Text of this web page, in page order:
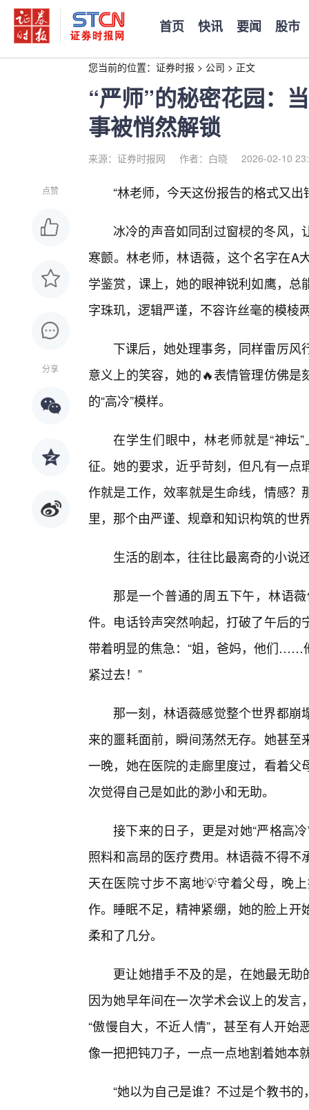
首页 快讯 要闻 股市
您当前的位置： 证券时报 > 公司 > 正文
“严师”的秘密花园：
事被悄然解锁
来源：证券时报网 作者：白晓 2026-02-10
点赞
分享
“林老师，今天这份报告的格式又
冰冷的声音如同刮过窗棂的冬风
寒颤。林老师，林语薇，这个名字在A
学鉴赏，课上，她的眼神锐利如鹰，
字珠玑，逻辑严谨，不容许丝毫的模棱
下课后，她处理事务，同样雷厉
意义上的笑容，她的🔥表情管理仿佛
的“高冷”模样。
在学生们眼中，林老师就是“神坛
征。她的要求，近乎苛刻，但凡有一
作就是工作，效率就是生命线，情感
里，那个由严谨、规章和知识构筑的世
生活的剧本，往往比最离奇的小说
那是一个普通的周五下午，林语
件。电话铃声突然响起，打破了午后
带着明显的焦急：“姐，爸妈，他们……
紧过去！”
那一刻，林语薇感觉整个世界都
来的噩耗面前，瞬间荡然无存。她甚
一晚，她在医院的走廊里度过，看着
次觉得自己是如此的渺小和无助。
接下来的日子，更是对她“严格高
照料和高昂的医疗费用。林语薇不得
天在医院寸步不离地💡守着父母，晚
作。睡眠不足，精神紧绷，她的脸上
柔和了几分。
更让她措手不及的是，在她最无助
因为她早年间在一次学术会议上的发
“傲慢自大，不近人情”，甚至有人开
像一把把钝刀子，一点一点地割着她本
“她以为自己是谁？不过是个教书